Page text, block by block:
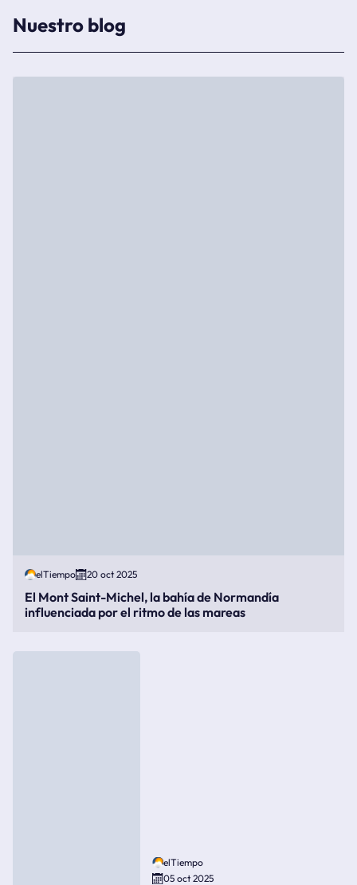
Nuestro blog
elTiempo 20 oct 2025
El Mont Saint-Michel, la bahía de Normandía
influenciada por el ritmo de las mareas
elTiempo
05 oct 2025